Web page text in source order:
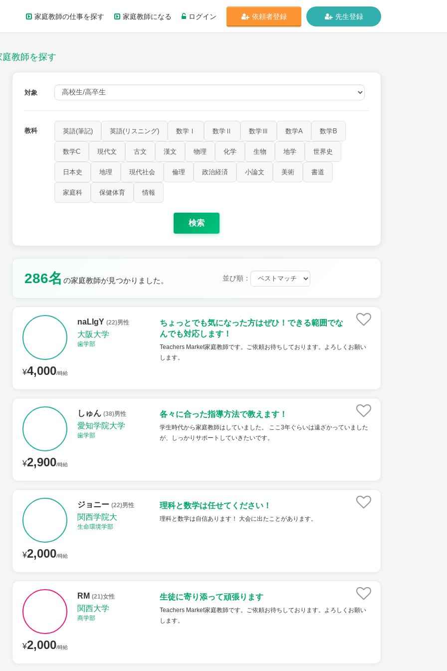
家庭教師の仕事を探す 家庭教師になる ログイン 依頼者登録 先生登録
教師を探す
対象
教科 英語(筆記) 英語(リスニング) 数学Ⅰ 数学Ⅱ 数学Ⅲ 数学A 数学B
数学C 現代文 古文 漢文 物理 化学 生物 地学 世界史
日本史 地理 現代社会 倫理 政治経済 小論文 美術 書道
家庭科 保健体育 情報
検索
286名 の家庭教師が見つかりました。 並び順：
¥4,000/時給
naLIgY (22)男性
大阪大学
歯学部
ちょっとでも気になった方はぜひ！できる範囲でな
んでも対応します！
Teachers Market家庭教師です。ご依頼お待ちしております。よろしくお願い
します。
¥2,900/時給
しゅん (38)男性
愛知学院大学
歯学部
各々に合った指導方法で教えます！
学生時代から家庭教師はしていました。 ここ3年ぐらいは遠ざかっていました
が、しっかりサポートしていきたいです。
¥2,000/時給
ジョニー (22)男性
関西学院大
生命環境学部
理科と数学は任せてください！
理科と数学は自信あります！ 大会に出たことがあります。
¥2,000/時給
RM (21)女性
関西大学
商学部
生徒に寄り添って頑張ります
Teachers Market家庭教師です。ご依頼お待ちしております。よろしくお願い
します。